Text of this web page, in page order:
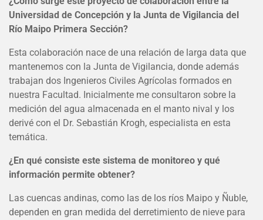
Universidad de Concepción y la Junta de Vigilancia del
Río Maipo Primera Sección?
Esta colaboración nace de una relación de larga data que
mantenemos con la Junta de Vigilancia, donde además
trabajan dos Ingenieros Civiles Agrícolas formados en
nuestra Facultad. Inicialmente me consultaron sobre la
medición del agua almacenada en el manto nival y los
derivé con el Dr. Sebastián Krogh, especialista en esta
temática.
¿En qué consiste este sistema de monitoreo y qué
información permite obtener?
Las cuencas andinas, como las de los ríos Maipo y Ñuble,
dependen en gran medida del derretimiento de nieve para